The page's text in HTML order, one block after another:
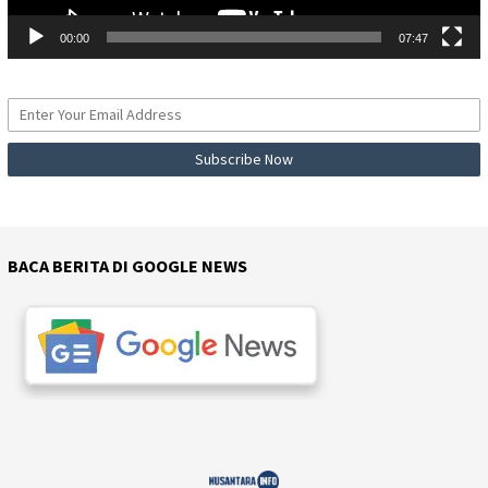
00:00 07:47
BACA BERITA DI GOOGLE NEWS